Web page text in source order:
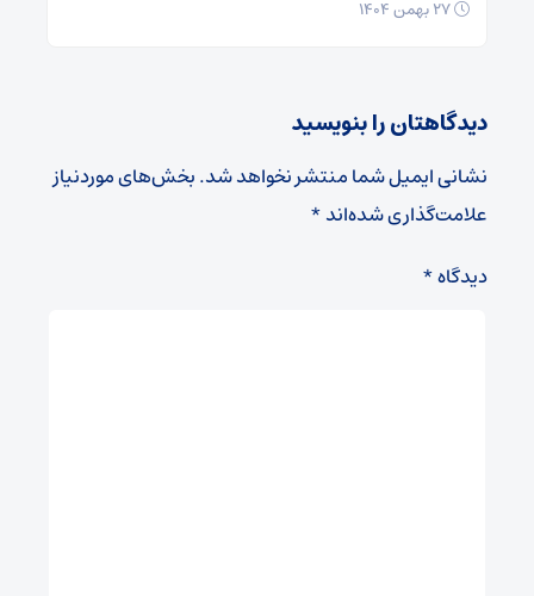
دیدگاهتان را بنویسید
نشانی ایمیل شما منتشر نخواهد شد.بخش‌های موردنیاز
علامت‌گذاری شده‌اند*
دیدگاه*